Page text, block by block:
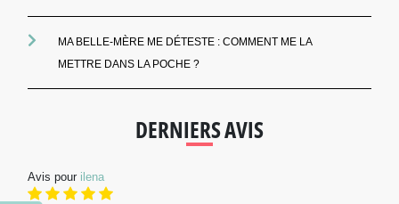
MA BELLE-MÈRE ME DÉTESTE : COMMENT ME LA
METTRE DANS LA POCHE ?
DERNIERS AVIS
Avis pour ilena